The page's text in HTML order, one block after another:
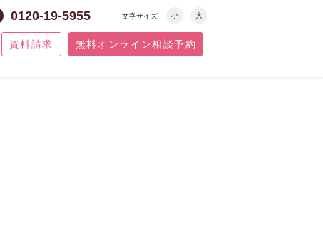
0120-19-5955 文字サイズ 小 大
資料請求 無料オンライン相談予約